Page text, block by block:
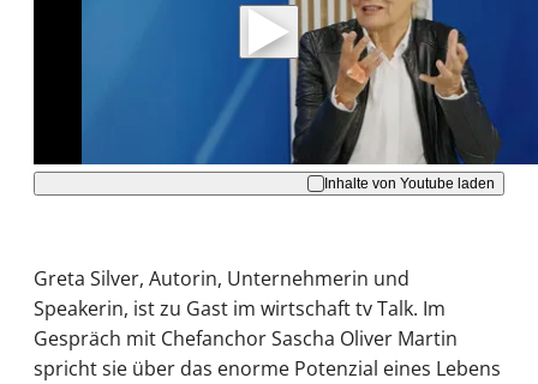
Daten an Youtube übertragen.
Hinweise dazu erhalten Sie in derDatenschutzerklärung.
Akzeptieren
Inhalte von Youtube laden
Greta Silver, Autorin, Unternehmerin und
Speakerin, ist zu Gast im wirtschaft tv Talk. Im
Gespräch mit Chefanchor Sascha Oliver Martin
spricht sie über das enorme Potenzial eines Lebens